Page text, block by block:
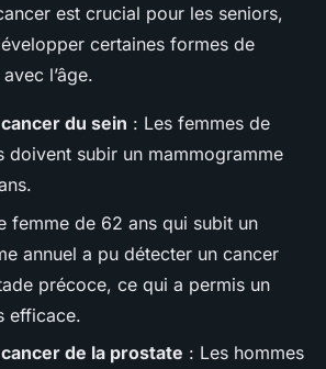
est crucial pour les seniors,
certaines formes de
l’âge.
du sein : Les femmes de
doivent subir un mammogramme
femme de 62 ans qui subit un
annuel a pu détecter un cancer
précoce, ce qui a permis un
efficace.
de la prostate : Les hommes